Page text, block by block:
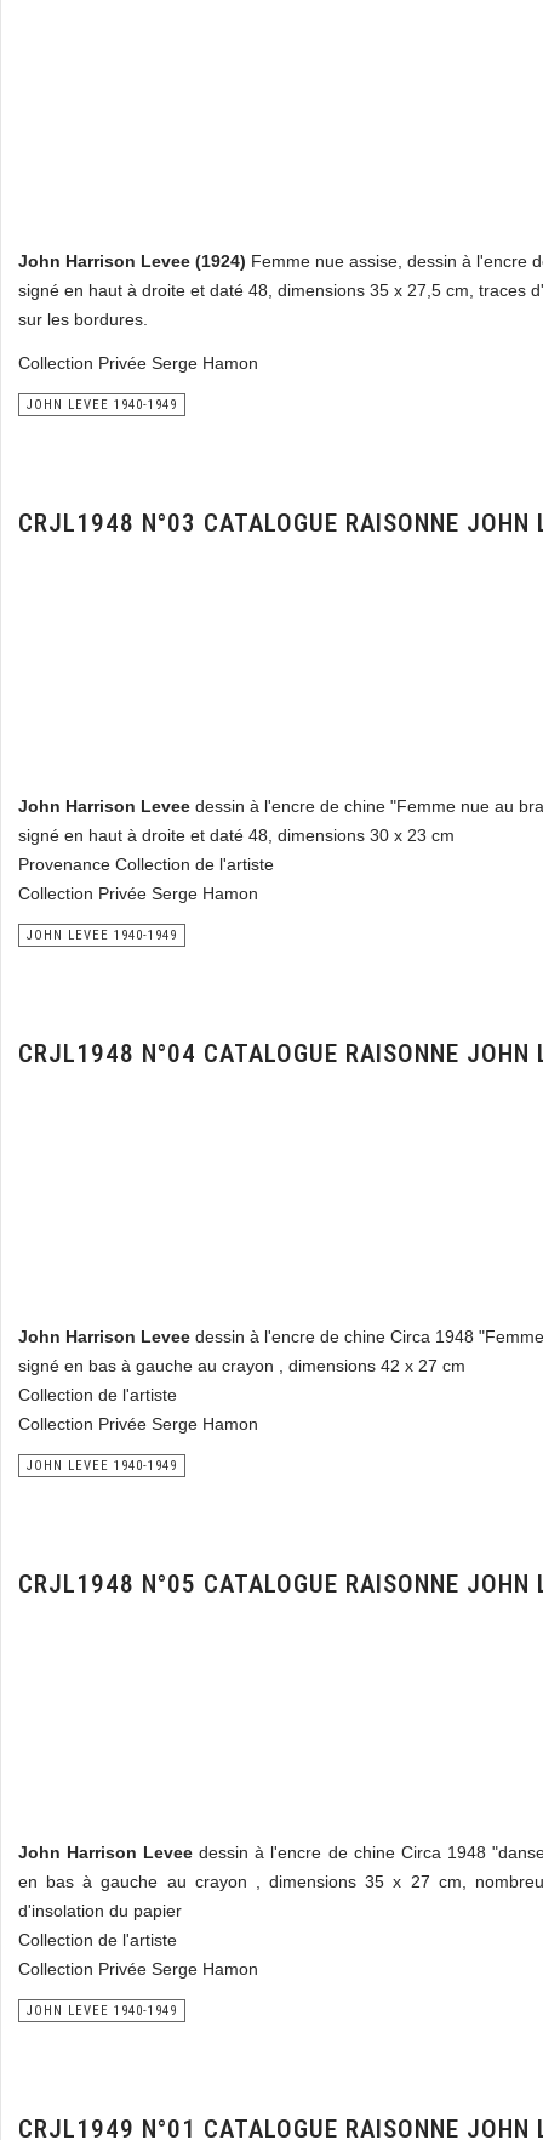
John Harrison Levee (1924) Femme nue assise, dessin à l'encre
signé en haut à droite et daté 48, dimensions 35 x 27,5 cm, traces
sur les bordures.
Collection Privée Serge Hamon
JOHN LEVEE 1940-1949
CRJL1948 N°03 CATALOGUE RAISONNE JOHN
John Harrison Levee dessin à l'encre de chine "Femme nue au
signé en haut à droite et daté 48, dimensions 30 x 23 cm
Provenance Collection de l'artiste
Collection Privée Serge Hamon
JOHN LEVEE 1940-1949
CRJL1948 N°04 CATALOGUE RAISONNE JOHN
John Harrison Levee dessin à l'encre de chine Circa 1948
signé en bas à gauche au crayon , dimensions 42 x 27 cm
Collection de l'artiste
Collection Privée Serge Hamon
JOHN LEVEE 1940-1949
CRJL1948 N°05 CATALOGUE RAISONNE JOHN
John Harrison Levee dessin à l'encre de chine Circa 1948
en bas à gauche au crayon , dimensions 35 x 27 cm,
d'insolation du papier
Collection de l'artiste
Collection Privée Serge Hamon
JOHN LEVEE 1940-1949
CRJL1949 N°01 CATALOGUE RAISONNE JOHN